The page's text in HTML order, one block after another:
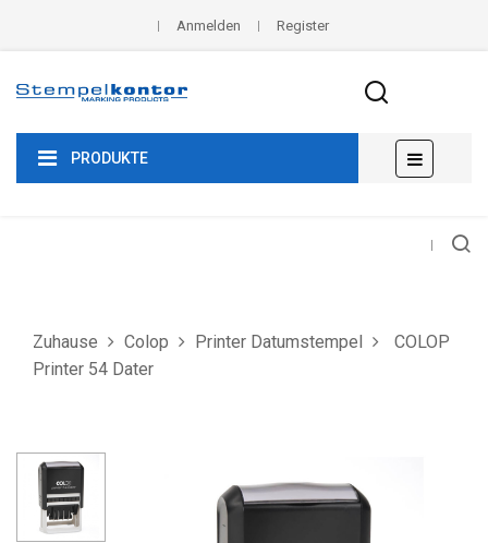
Anmelden Register
PRODUKTE
der
☰
Zuhause Colop Printer Datumstempel
COLOP
Printer 54 Dater